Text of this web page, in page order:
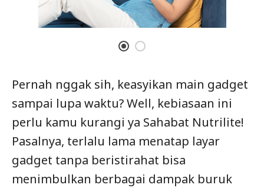
Pernah nggak sih, keasyikan main gadget
sampai lupa waktu? Well, kebiasaan ini
perlu kamu kurangi ya Sahabat Nutrilite!
Pasalnya, terlalu lama menatap layar
gadget tanpa beristirahat bisa
menimbulkan berbagai dampak buruk